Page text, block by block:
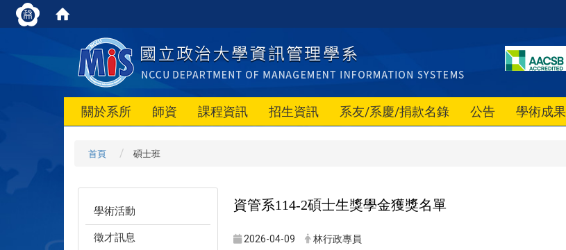
關於系所 師資 課程資訊 招生資訊 系友/系慶/捐款名錄 公告 學術成果
首頁 碩士班
學術活動
徵才訊息
資管系114-2碩士生獎學金獲獎名單
2026-04-09 林行政專員